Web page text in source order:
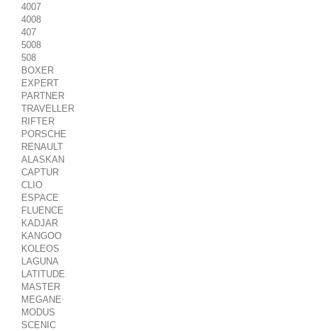
4007
4008
407
5008
508
BOXER
EXPERT
PARTNER
TRAVELLER
RIFTER
PORSCHE
RENAULT
ALASKAN
CAPTUR
CLIO
ESPACE
FLUENCE
KADJAR
KANGOO
KOLEOS
LAGUNA
LATITUDE
MASTER
MEGANE
MODUS
SCENIC